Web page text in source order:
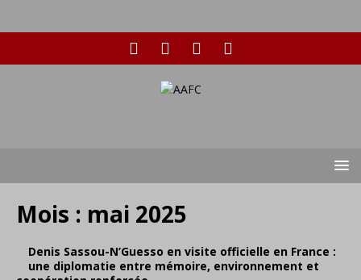
Mois : mai 2025
Denis Sassou-N’Guesso en visite officielle en France :
une diplomatie entre mémoire, environnement et